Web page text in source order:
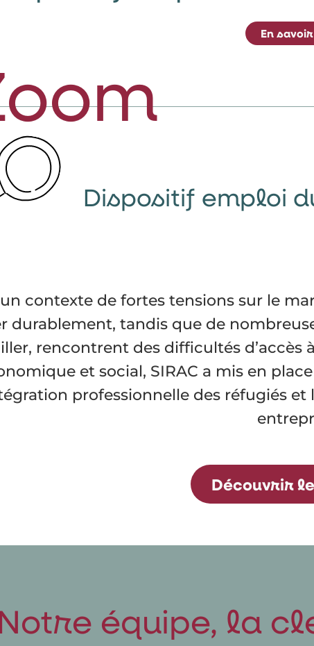
En
Dispositif emploi
contexte de fortes tensions sur le
durablement, tandis que de
rencontrent des difficultés d’accès
et social, SIRAC a mis en
professionnelle des réfugiés
Découvrir
équipe, la